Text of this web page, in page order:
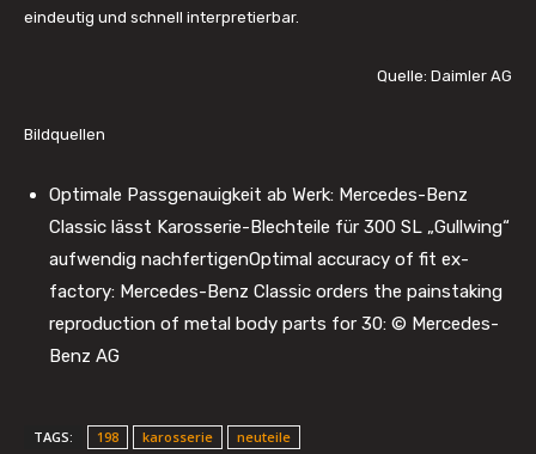
eindeutig und schnell interpretierbar.
Quelle: Daimler AG
Bildquellen
Optimale Passgenauigkeit ab Werk: Mercedes-Benz
Classic lässt Karosserie-Blechteile für 300 SL „Gullwing“
aufwendig nachfertigenOptimal accuracy of fit ex-
factory: Mercedes-Benz Classic orders the painstaking
reproduction of metal body parts for 30: © Mercedes-
Benz AG
TAGS: 198 karosserie neuteile